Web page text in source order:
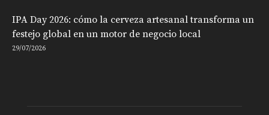
IPA Day 2026: cómo la cerveza artesanal transforma un
festejo global en un motor de negocio local
29/07/2026